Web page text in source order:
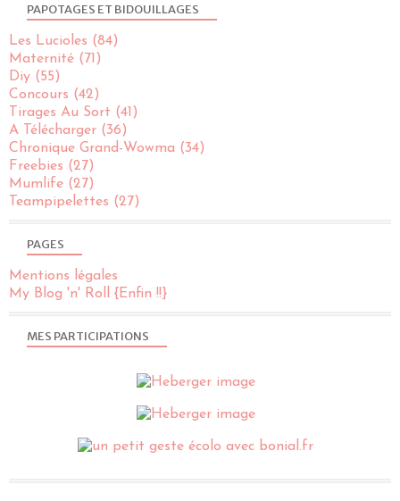
PAGES
Mentions légales
My Blog 'n' Roll {Enfin !!}
PAPOTAGES ET BIDOUILLAGES
Les Lucioles (84)
Maternité (71)
Diy (55)
Concours (42)
Tirages Au Sort (41)
A Télécharger (36)
Chronique Grand-Wowma (34)
Freebies (27)
Mumlife (27)
Teampipelettes (27)
MES PARTICIPATIONS